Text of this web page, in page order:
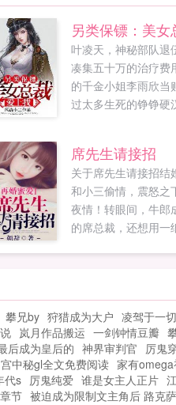
另类保镖：美
叶凌天，神秘部队退
凑集五十万的治疗费
的千金小姐李雨欣当
过太多生死的铮铮硬
席先生请接招
关于席先生请接招结
和小三偷情，震怒之
夜情！转眼间，牛郎
的席总裁，还想用一
就成了恋妻忠犬。她
度余生，突然冒出来
个替代品...
攀兄by 狩猎成为大户 凌驾于一
岚月作品搬运 一剑钟情豆瓣
后成为皇后的 神界审判官 厉鬼
宫中秘gl全文免费阅读 家有
代s 厉鬼纯爱 谁是女主人正片
节 被迫成为限制文主角后 路克